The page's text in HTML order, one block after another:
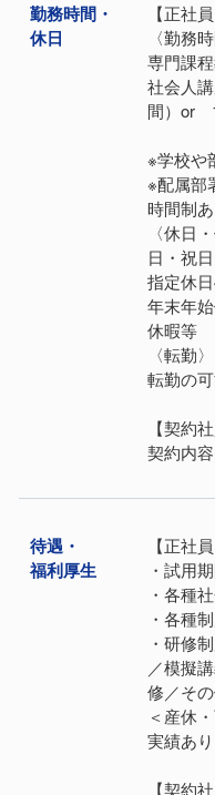
勤務時間・
休日
【正社員
〈勤務時
専門課
社会人
間）or
※学校や
※配属部
時間制
〈休日
日・祝
指定休
年末年
休暇等
〈転勤〉
転勤の
【契約社
契約内
待遇・
福利厚⽣
【正社員
・試用
・各種
・各種
・研修
／模擬
修／その
＜産休
実績あり
【契約社